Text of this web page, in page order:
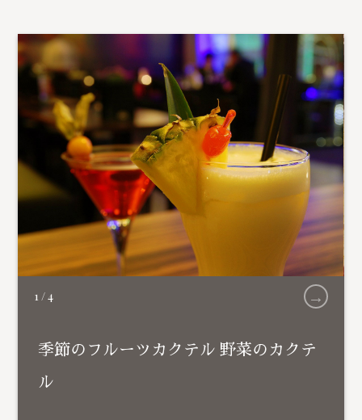
1 /4 →
季節のフルーツカクテル 野菜のカクテ
ル